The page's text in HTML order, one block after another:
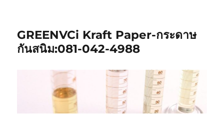
GREENVCi Kraft Paper-กระดาษ
กันสนิม:081-042-4988